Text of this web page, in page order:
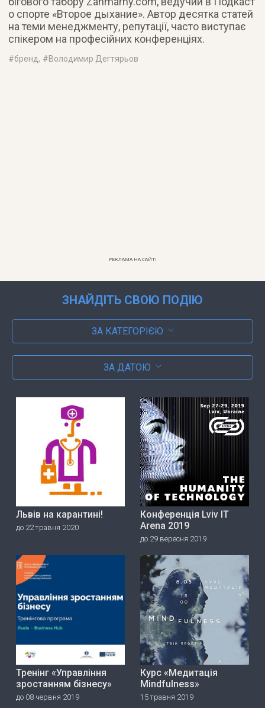
о спорте «Второе дыхание». Автор десятка статей
на теми менеджменту, репутації, часто виступає
спікером на професійних конференціях.
#бренд, #Володимир Дегтярьов
РЕКЛАМА НА САЙТІ
ЗНАЙДІТЬ СВОЮ ПОДІЮ
ЗА КАТЕГОРІЄЮ
ЗА ДАТОЮ
Львів на карантині!
до 22 травня 2020
Конференція Lviv IT
Arena 2019
до 29 вересня 2019
Тренінг «Управління
зростанням бізнесу»
до 08 червня 2019
Курс «Медитація
Mindfulness»
15 травня 2019